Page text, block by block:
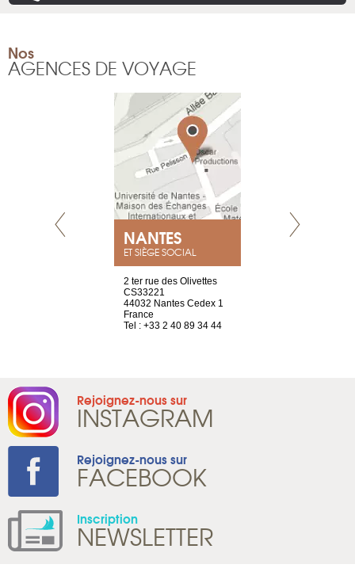
Nos
AGENCES DE VOYAGE
NANTES
ET SIÈGE SOCIAL
2 ter rue des Olivettes
CS33221
44032 Nantes Cedex 1
France
Tel : +33 2 40 89 34 44
Rejoignez-nous sur
INSTAGRAM
Rejoignez-nous sur
FACEBOOK
Inscription
NEWSLETTER